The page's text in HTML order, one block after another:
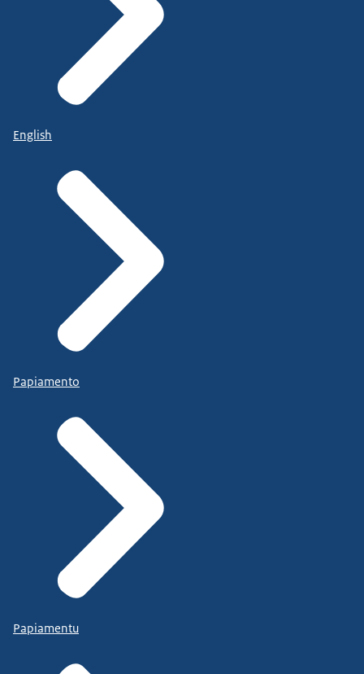
English
Papiamento
Papiamentu